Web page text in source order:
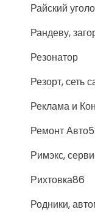
Райский
Рандеву,
Резонатор
Резорт, сеть
Реклама и
Ремонт
Римэкс,
Рихтовка86
Родники,